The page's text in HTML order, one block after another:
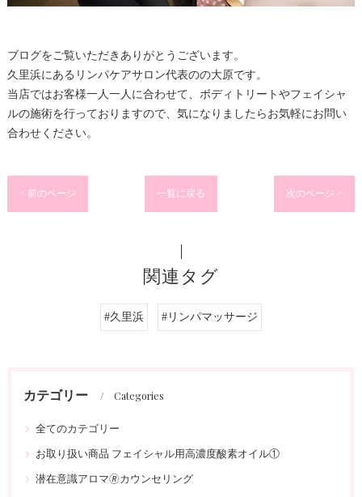
ブログをご覧いただきありがとうございます。
久里浜にあるリンパケアサロン代表のの大原です。
当店ではお客様一人一人に合わせて、ボディトリートやフェイシャ
ルの施術を行っておりますので、気になりましたらお気軽にお問い
合わせください。
< 前のページ 一覧に戻る 次のページ >
関連タグ
#久里浜 #リンパマッサージ
カテゴリー Categories
全てのカテゴリー
お取り扱い商品 フェイシャル用高濃度酸素オイル①
潜在意識アロマ🄬カウンセリング